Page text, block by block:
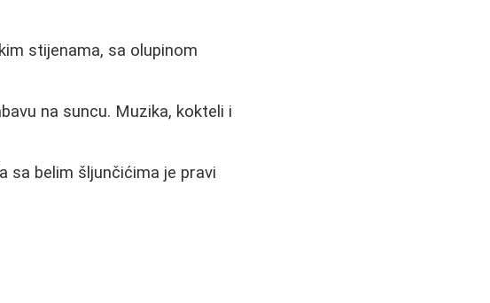
stijenama, sa olupinom
na suncu. Muzika, kokteli i
sa belim šljunčićima je pravi